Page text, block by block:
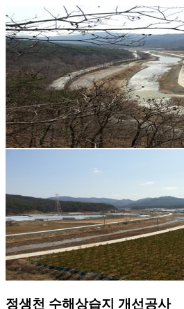
정생천 수해상습지 개선공사